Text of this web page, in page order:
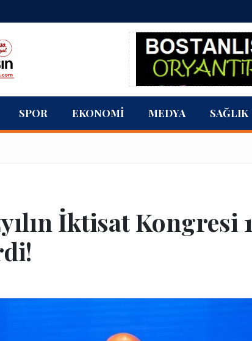
SPOR EKONOMI MEDYA SAĞLIK
İktisat Kongresi 1